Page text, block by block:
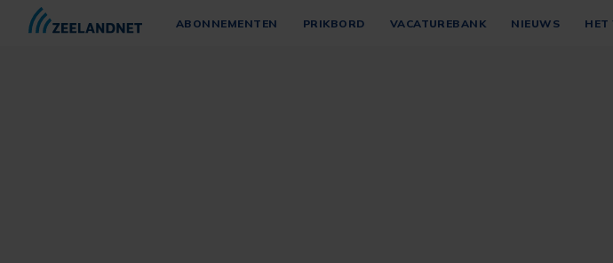
ABONNEMENTEN PRIKBORD VACATUREBANK NIEUWS HET